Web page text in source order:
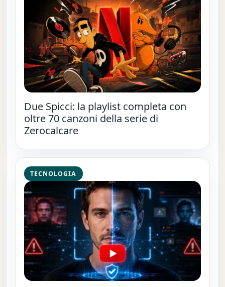
Due Spicci: la playlist completa con
oltre 70 canzoni della serie di
Zerocalcare
TECNOLOGIA